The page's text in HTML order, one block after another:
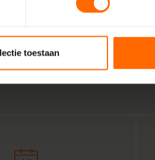
toestaan
gepassioneerd, lokaal
dat met de wil om het bestellen
simpeler te maken.